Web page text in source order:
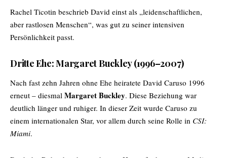
Rachel Ticotin beschrieb David einst als „leidenschaftlichen,
aber rastlosen Menschen“, was gut zu seiner intensiven
Persönlichkeit passt.
Dritte Ehe: Margaret Buckley (1996–2007)
Nach fast zehn Jahren ohne Ehe heiratete David Caruso 1996
erneut – diesmal Margaret Buckley. Diese Beziehung war
deutlich länger und ruhiger. In dieser Zeit wurde Caruso zu
einem internationalen Star, vor allem durch seine Rolle in CSI:
Miami.